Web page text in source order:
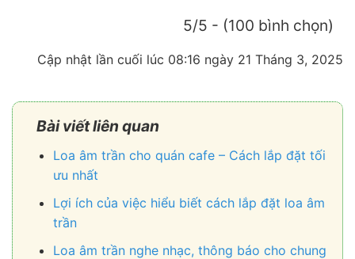
5/5 - (100 bình chọn)
Cập nhật lần cuối lúc 08:16 ngày 21 Tháng 3, 2025
Bài viết liên quan
Loa âm trần cho quán cafe – Cách lắp đặt tối
ưu nhất
Lợi ích của việc hiểu biết cách lắp đặt loa âm
trần
Loa âm trần nghe nhạc, thông báo cho chung